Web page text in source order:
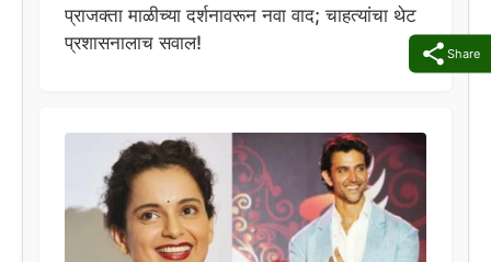
Share
प्राजक्ता माळीच्या दर्शनावरून नवा वाद; चाहत्यांचा थेट
प्रशासनालाच सवाल!